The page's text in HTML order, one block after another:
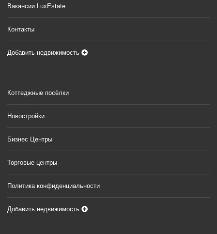
Вакансии LuxEstate
Контакты
Добавить недвижимость
Коттеджные посёлки
Новостройки
Бизнес Центры
Торговые центры
Политика конфиденциальности
Добавить недвижимость